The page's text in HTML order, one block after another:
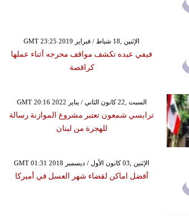
GMT 23:25 2019 الإثنين ,18 شباط / فبراير
فيفي عبده تكشف مواقف محرجه أثناء عملها
كراقصة
GMT 20:16 2022 السبت ,22 كانون الثاني / يناير
ترايسي شمعون تعتبر مشروع الموازنة رسالة
للهجرة من لبنان
GMT 01:31 2018 الإثنين ,03 كانون الأول / ديسمبر
أفضل اماكن لقضاء شهر العسل في أميركا